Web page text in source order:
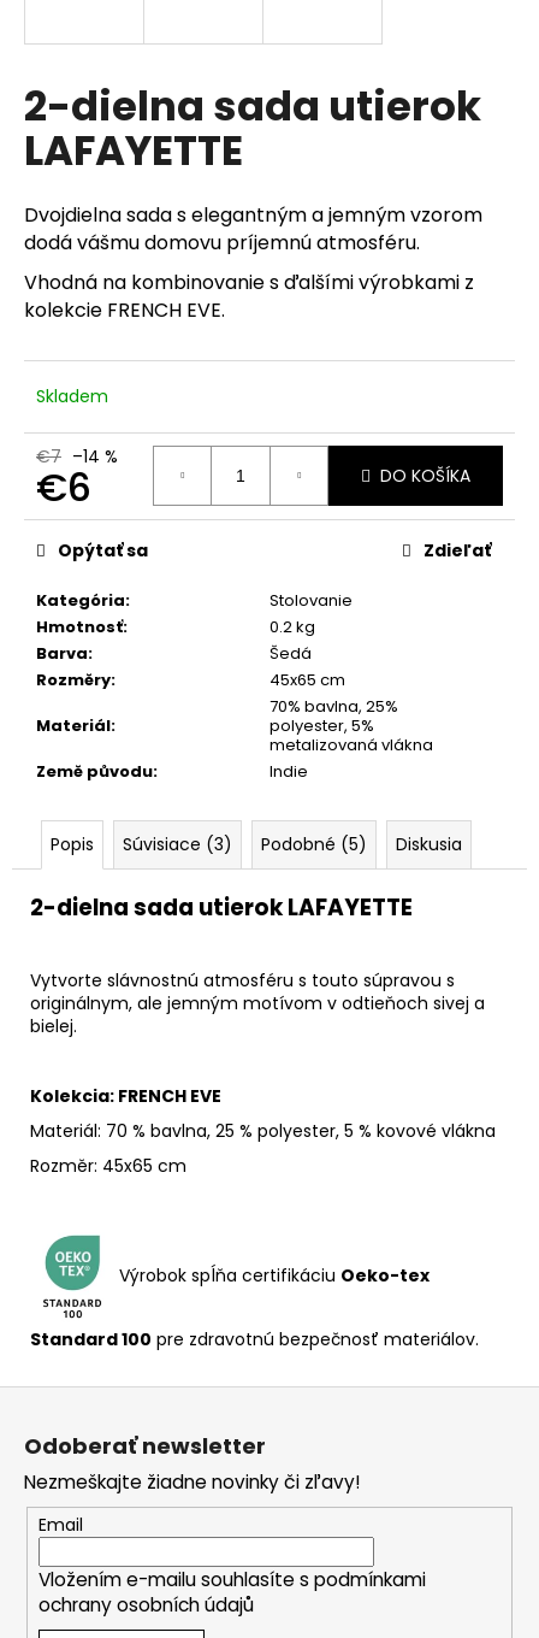
2-dielna sada utierok
LAFAYETTE
Dvojdielna sada s elegantným a jemným vzorom
dodá vášmu domovu príjemnú atmosféru.
Vhodná na kombinovanie s ďalšími výrobkami z
kolekcie FRENCH EVE.
Skladem
€7 –14 %
€6
Jednotková
cena:
DO KOŠÍKA
Kategória:
Stolovanie
Hmotnosť:
0.2 kg
Barva:
Šedá
Rozměry:
45x65 cm
Materiál:
70% bavlna, 25%
polyester, 5%
metalizovaná vlákna
Země původu: Indie
Opýtať sa Zdieľať
Popis Súvisiace (3) Podobné (5) Diskusia
2-dielna sada utierok LAFAYETTE
Vytvorte slávnostnú atmosféru s touto súpravou s
originálnym, ale jemným motívom v odtieňoch sivej a
bielej.
Kolekcia: FRENCH EVE
Materiál: 70 % bavlna, 25 % polyester, 5 % kovové vlákna
Rozměr: 45x65 cm
Výrobok spĺňa certifikáciu Oeko-tex
Standard 100 pre zdravotnú bezpečnosť materiálov.
s
ť
?
HĽADAŤ
O
d
p
o
ú
č
m
e
Z
Odoberať newsletter
Nezmeškajte žiadne novinky či zľavy!
Email
Vložením e-mailu souhlasíte s podmínkami
ochrany osobních údajů